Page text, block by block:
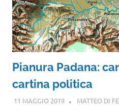
Pianura Padana:
cartina politica
11 MAGGIO 2019 MATTEO DI